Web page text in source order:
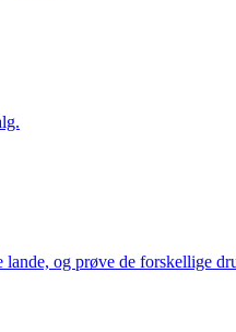
og prøve de forskellige